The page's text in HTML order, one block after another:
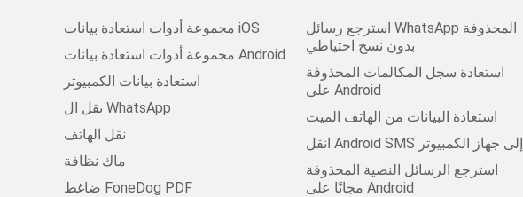
مجموعة أدوات استعادة بيانات iOS
مجموعة أدوات استعادة بيانات Android
استعادة بيانات الكمبيوتر
نقل ال WhatsApp
نقل الهاتف
ماك نظافة
ضاغط FoneDog PDF
استرجع رسائل WhatsApp المحذوفة
بدون نسخ احتياطي
استعادة سجل المكالمات المحذوفة
على Android
استعادة البيانات من الهاتف الميت
انقل Android SMS إلى جهاز الكمبيوتر
استرجع الرسائل النصية المحذوفة
مجانًا على Android